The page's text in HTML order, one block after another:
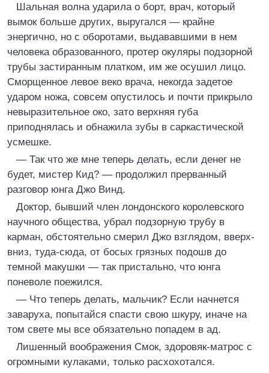
Шальная волна ударила о борт, врач, который
вымок больше других, выругался — крайне
энергично, но с оборотами, выдававшими в нем
человека образованного, протер окуляры подзорной
трубы застиранным платком, им же осушил лицо.
Сморщенное левое веко врача, некогда задетое
ударом ножа, совсем опустилось и почти прикрыло
невыразительное око, зато верхняя губа
приподнялась и обнажила зубы в саркастической
усмешке.
— Так что же мне теперь делать, если денег не
будет, мистер Кид? — продолжил прерванный
разговор юнга Джо Винд.
Доктор, бывший член лондонского королевского
научного общества, убрал подзорную трубу в
карман, обстоятельно смерил Джо взглядом, вверх-
вниз, туда-сюда, от босых грязных подошв до
темной макушки — так пристально, что юнга
поневоле поежился.
— Что теперь делать, мальчик? Если начнется
заваруха, попытайся спасти свою шкуру, иначе на
том свете мы все обязательно попадем в ад.
Лишенный воображения Смок, здоровяк-матрос с
огромными кулаками, только расхохотался.